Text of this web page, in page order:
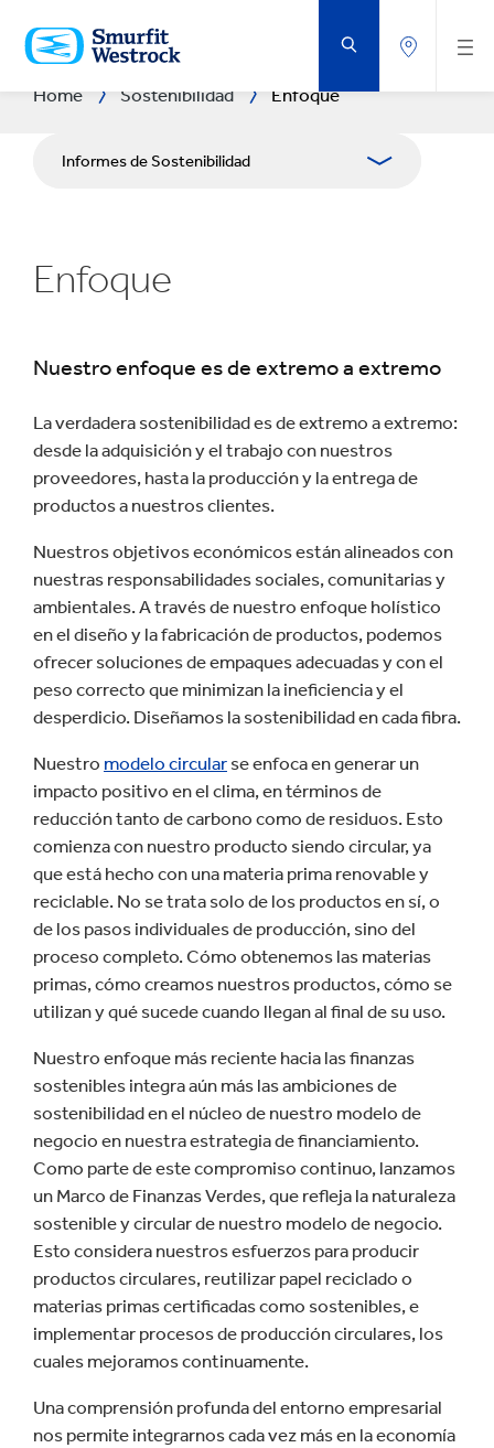
AL
CONTENIDO
PRINCIPAL
Home Sostenibilidad Enfoque
Informes de Sostenibilidad
Planeta
Negocio de Impacto
Centro de Descargas
Enfoque
Nuestro enfoque es de extremo a extremo
La verdadera sostenibilidad es de extremo a extremo:
desde la adquisición y el trabajo con nuestros
proveedores, hasta la producción y la entrega de
productos a nuestros clientes.
Nuestros objetivos económicos están alineados con
nuestras responsabilidades sociales, comunitarias y
ambientales. A través de nuestro enfoque holístico
en el diseño y la fabricación de productos, podemos
ofrecer soluciones de empaques adecuadas y con el
peso correcto que minimizan la ineficiencia y el
desperdicio. Diseñamos la sostenibilidad en cada fibra.
Nuestro modelo circular se enfoca en generar un
impacto positivo en el clima, en términos de
reducción tanto de carbono como de residuos. Esto
comienza con nuestro producto siendo circular, ya
que está hecho con una materia prima renovable y
reciclable. No se trata solo de los productos en sí, o
de los pasos individuales de producción, sino del
proceso completo. Cómo obtenemos las materias
primas, cómo creamos nuestros productos, cómo se
utilizan y qué sucede cuando llegan al final de su uso.
Nuestro enfoque más reciente hacia las finanzas
sostenibles integra aún más las ambiciones de
sostenibilidad en el núcleo de nuestro modelo de
negocio en nuestra estrategia de financiamiento.
Como parte de este compromiso continuo, lanzamos
un Marco de Finanzas Verdes, que refleja la naturaleza
sostenible y circular de nuestro modelo de negocio.
Esto considera nuestros esfuerzos para producir
productos circulares, reutilizar papel reciclado o
materias primas certificadas como sostenibles, e
implementar procesos de producción circulares, los
cuales mejoramos continuamente.
Una comprensión profunda del entorno empresarial
nos permite integrarnos cada vez más en la economía